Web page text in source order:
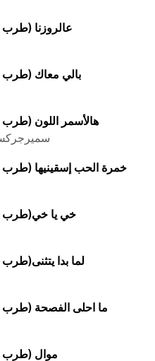
عالروزنا
بالي معاك
هالأسمر اللون
خمرة الحب إسقينيها
خي يا خي(طرب
لما بدا
ما احلى الفصحة
موال (طرب